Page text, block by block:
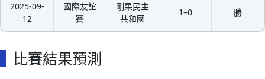
2025-09-
12
國際友誼
賽
剛果民主
共和國
1–0 勝
比賽結果預測